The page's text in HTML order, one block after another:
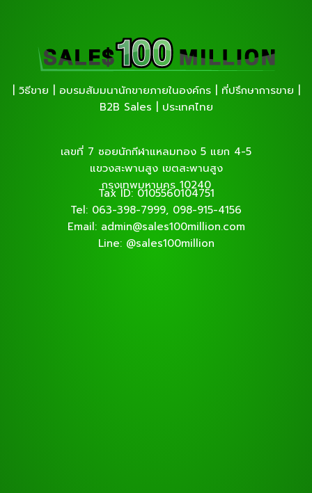
| วิธีขาย | อบรมสัมมนานักขายภายในองค์กร | ที่ปรึกษาการขาย |
B2B Sales | ประเทศไทย
เลขที่ 7 ซอยนักกีฬาแหลมทอง 5 แยก 4-5
แขวงสะพานสูง เขตสะพานสูง
กรุงเทพมหานคร 10240
Tax ID: 0105560104751
Tel: 063-398-7999, 098-915-4156
Email: admin@sales100million.com
Line: @sales100million